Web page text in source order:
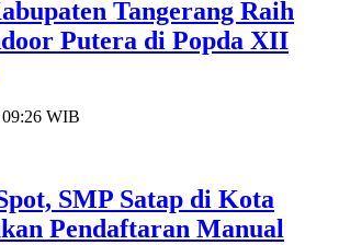
Tangerang Raih
Putera di Popda XII
09:26 WIB
SMP Satap di Kota
Pendaftaran Manual